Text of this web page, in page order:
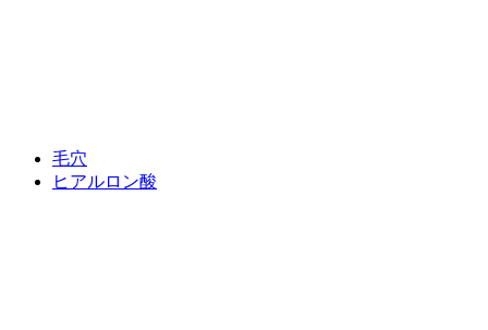
毛穴
ヒアルロン酸